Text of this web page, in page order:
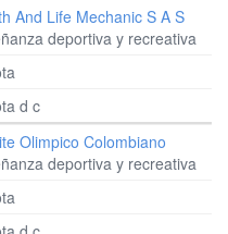
And Life Mechanic S A S
deportiva y recreativa
d c
Olimpico Colombiano
deportiva y recreativa